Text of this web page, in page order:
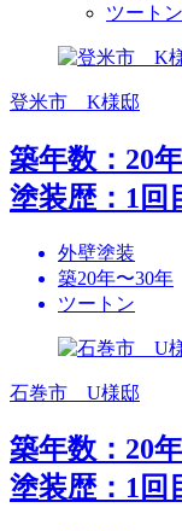
ツートン
登米市 K様邸
築年数：20
塗装歴：1回
外壁塗装
築20年〜30年
ツートン
石巻市 U様邸
築年数：20
塗装歴：1回